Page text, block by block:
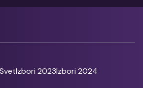
SvetIzbori 2023Izbori 2024